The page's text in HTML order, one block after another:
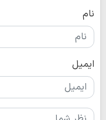
نام
ایمیل